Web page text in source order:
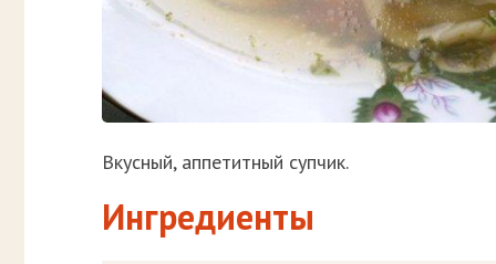
Вкусный, аппетитный супчик.
Ингредиенты